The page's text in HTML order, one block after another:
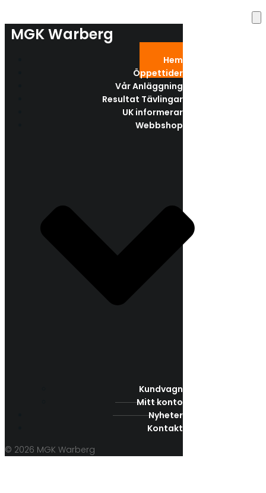
MGK Warberg
Hem
Öppettider
Vår Anläggning
Resultat Tävlingar
UK informerar
Webbshop
Kundvagn
Mitt konto
Nyheter
Kontakt
© 2026 MGK Warberg